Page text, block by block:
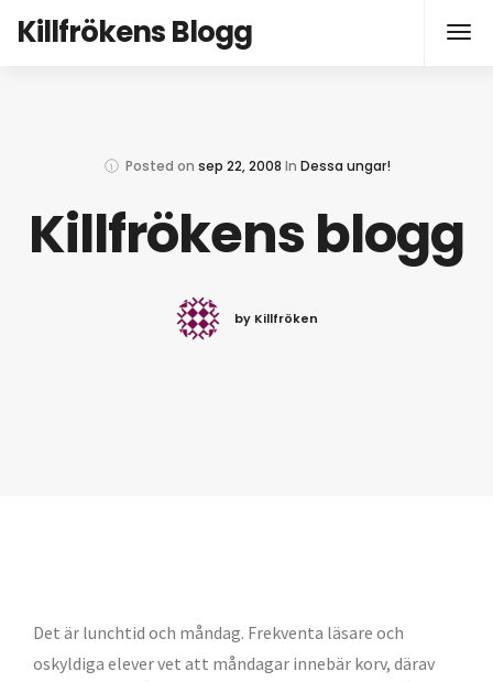
Killfrökens Blogg
Posted on sep 22, 2008 In Dessa ungar!
by Killfröken
Det är lunchtid och måndag. Frekventa läsare och
oskyldiga elever vet att måndagar innebär korv, därav